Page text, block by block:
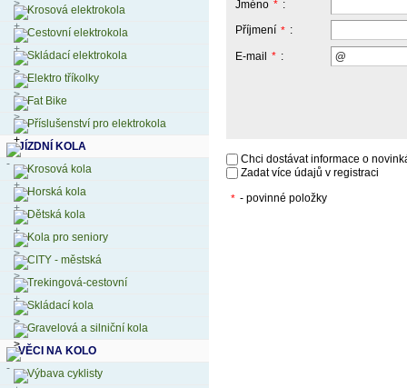
Jméno * :
Příjmení * :
E-mail * :
Chci dostávat informace o
Zadat více údajů v registraci
* - povinné položky
Krosová elektrokola
Cestovní elektrokola
Skládací elektrokola
Elektro tříkolky
Fat Bike
Příslušenství pro elektrokola
JÍZDNÍ KOLA
Krosová kola
Horská kola
Dětská kola
Kola pro seniory
CITY - městská
Trekingová-cestovní
Skládací kola
Gravelová a silniční kola
VĚCI NA KOLO
Výbava cyklisty